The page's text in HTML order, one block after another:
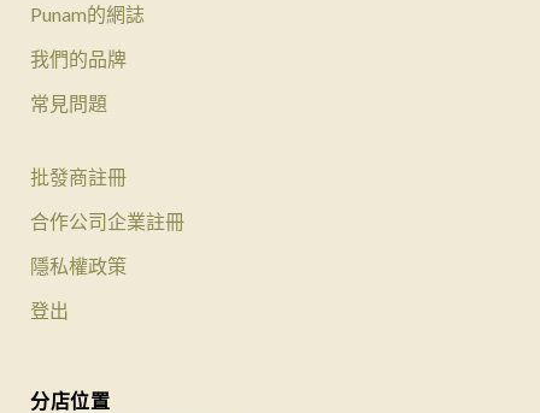
Punam的網誌
我們的品牌
常見問題
批發商註冊
合作公司企業註冊
隱私權政策
登出
分店位置